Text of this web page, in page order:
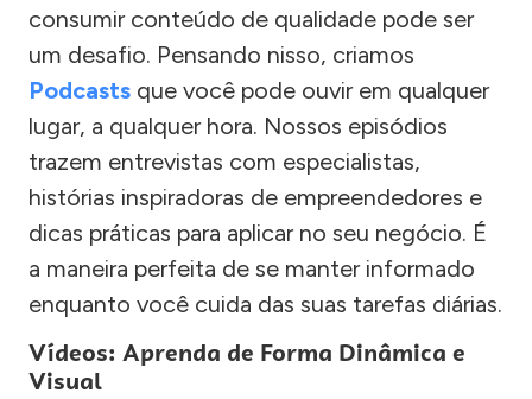
consumir conteúdo de qualidade pode ser
um desafio. Pensando nisso, criamos
Podcasts que você pode ouvir em qualquer
lugar, a qualquer hora. Nossos episódios
trazem entrevistas com especialistas,
histórias inspiradoras de empreendedores e
dicas práticas para aplicar no seu negócio. É
a maneira perfeita de se manter informado
enquanto você cuida das suas tarefas diárias.
Vídeos: Aprenda de Forma Dinâmica e
Visual